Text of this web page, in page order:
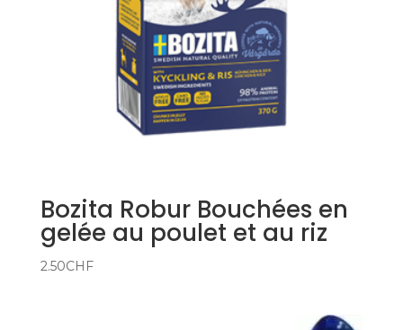
Bozita Robur Bouchées en
gelée au poulet et au riz
2.50CHF